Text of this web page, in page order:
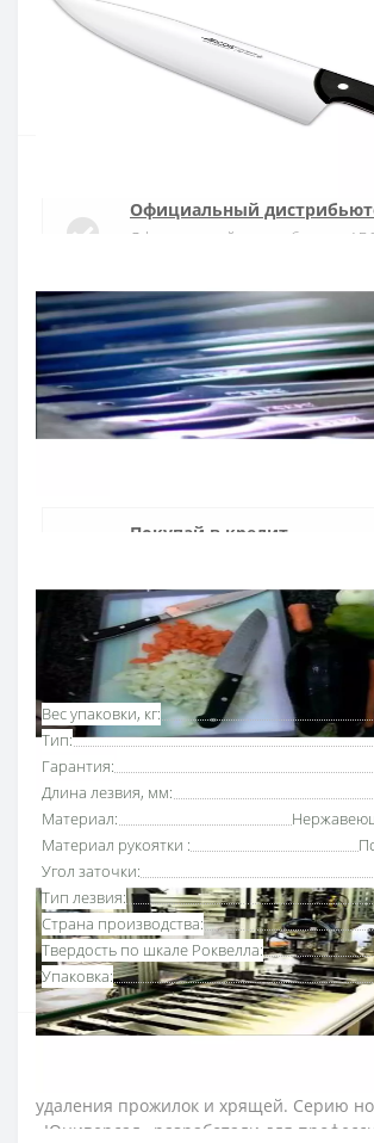
Купить в один клик
Введите номер телефона и мы
Основные характеристики
Вес упаковки, кг:
Тип:
Гарантия:
Длина лезвия, мм:
Материал:
Материал рукоятки :
Угол заточки:
Тип лезвия:
Страна производства:
Твердость по шкале Роквелла:
Упаковка:
Официальный
Официальный дистрибьютор
Быстрая доставка
Доставка в течении 1-3 дней по
Гарантия качества
Покупай в кредит
удаления прожилок и хрящей. Серию
Юниверсал»
разработали для